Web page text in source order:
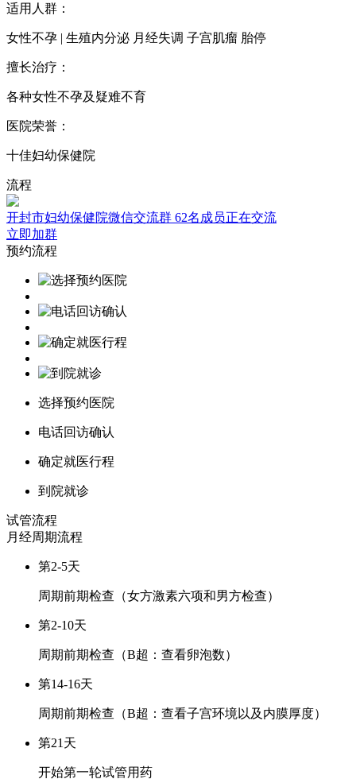
适用人群：
女性不孕 | 生殖内分泌 月经失调 子宫肌瘤 胎停
擅长治疗：
各种女性不孕及疑难不育
医院荣誉：
十佳妇幼保健院
流程
开封市妇幼保健院微信交流群 62名成员正在交流
立即加群
预约流程
选择预约医院
电话回访确认
确定就医行程
到院就诊
试管流程
月经周期流程
第2-5天
周期前期检查（女方激素六项和男方检查）
第2-10天
周期前期检查（B超：查看卵泡数）
第14-16天
周期前期检查（B超：查看子宫环境以及内膜厚度）
第21天
开始第一轮试管用药